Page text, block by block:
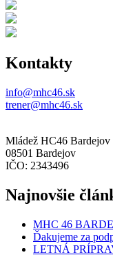
Kontakty
info@mhc46.sk
trener@mhc46.sk
Mládež HC46 Bardejov
08501 Bardejov
IČO: 2343496
Najnovšie
MHC 46
Ďakujeme za
LETNÁ